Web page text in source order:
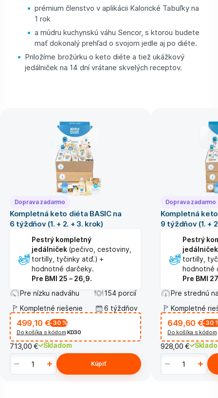
prémium členstvo v aplikácii Kalorické Tabuľky na
1 rok
a múdru kuchynskú váhu Sencor, s ktorou budete
mať dokonalý prehľad o svojom jedle aj po diéte.
Priložíme brožúrku o keto diéte a tiež ukážkový
jedálniček na 14 dní vrátane skvelých receptov.
Doprava zadarmo
Kompletná keto diéta BASIC na
6 týždňov (1. + 2. + 3. krok)
Pestrý kompletný
jedálniček (pečivo, cestoviny,
tortilly, tyčinky atď.) +
hodnotné darčeky.
Pre BMI 25 – 26,9.
Pre nízku nadváhu
154 porcií
Kompletné riešenie
6 týždňov
499,10 €-30 %
Do košíka s kódom KD30
713,00 € Skladom
Kúpiť
Doprava zadarmo
Kompletná
9 týždňov (1. +
Pestrý
jedálniček
tortilly,
hodnotné
Pre BMI
Pre strednú
Kompletné
649,60 €-30
Do košíka s kódom
928,00 €